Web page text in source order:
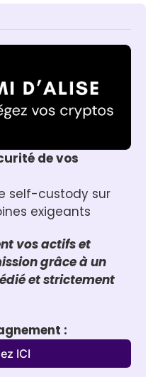
de vos
self-custody sur
exigeants
vos actifs et
grâce à un
et strictement
:
ICI